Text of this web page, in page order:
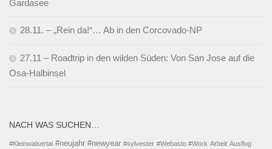
Gardasee
28.11. – „Rein da!“… Ab in den Corcovado-NP
27.11 – Roadtrip in den wilden Süden: Von San Jose auf die
Osa-Halbinsel
NACH WAS SUCHEN…
#Kleinwalsertal #neujahr #newyear #sylvester #Webasto #Work Arbeit Ausflug